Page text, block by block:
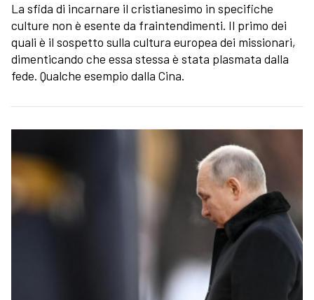
La sfida di incarnare il cristianesimo in specifiche
culture non è esente da fraintendimenti. Il primo dei
quali è il sospetto sulla cultura europea dei missionari,
dimenticando che essa stessa è stata plasmata dalla
fede. Qualche esempio dalla Cina.